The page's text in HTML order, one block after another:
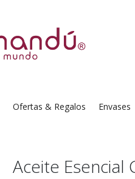
Ofertas & Regalos Envases
Aceite Esencial